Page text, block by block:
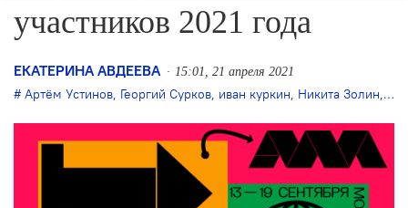
участников 2021 года
ЕКАТЕРИНА АВДЕЕВА 15:01, 21 апреля 2021
Артём Устинов, Георгий Сурков, иван куркин, Никита Золин,